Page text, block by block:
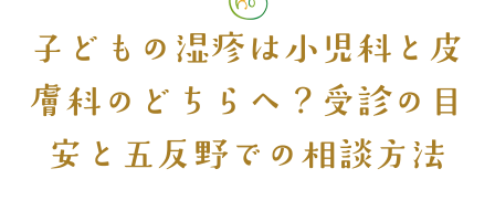
子どもの湿疹は小児科と皮
膚科のどちらへ？受診の目
安と五反野での相談方法